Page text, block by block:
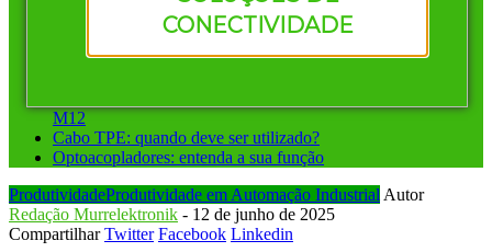
CONECTIVIDADE
Vantagens de investir em conectores pré-montados da
Instalação ponto a ponto ou sistemas de barramento: qual
M12
Cabo TPE: quando deve ser utilizado?
Optoacopladores: entenda a sua função
ProdutividadeProdutividade em Automação Industrial Autor
Redação Murrelektronik - 12 de junho de 2025
Compartilhar Twitter Facebook Linkedin